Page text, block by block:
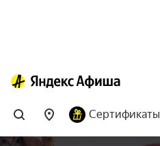
Сертификаты